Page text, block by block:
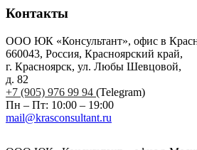
Контакты
ООО ЮК «Консультант», офис в
660043, Россия, Красноярский край,
г. Красноярск, ул. Любы Шевцовой,
д. 82
+7 (905) 976 99 94 (Telegram)
Пн – Пт: 10:00 – 19:00
mail@krasconsultant.ru